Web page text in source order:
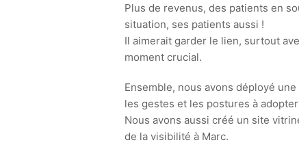
Plus de revenus, des patients en
situation, ses patients aussi !
Il aimerait garder le lien, surtout
moment crucial.
Ensemble, nous avons déployé
les gestes et les postures à
Nous avons aussi créé un site
de la visibilité à Marc.